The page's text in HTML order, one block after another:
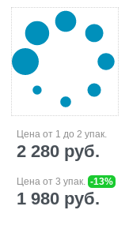
Цена от 1 до 2 упак.
2 280 руб.
Цена от 3 упак. -13%
1 980 руб.